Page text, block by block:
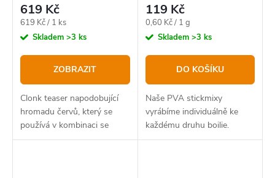
619 Kč
Měrná
cena:
619 Kč / 1 ks
Skladem >3 ks
ZOBRAZIT
Clonk teaser napodobující
hromadu červů, který se
používá v kombinaci se
skutečnými červy.
119 Kč
Měrná
cena:
0,60 Kč / 1 g
Skladem >3 ks
DO KOŠÍKU
Naše PVA stickmixy
vyrábíme individuálně ke
každému druhu boilie.